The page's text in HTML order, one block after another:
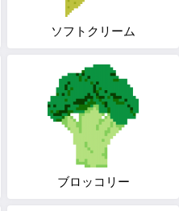
ソフトクリーム
ブロッコリー